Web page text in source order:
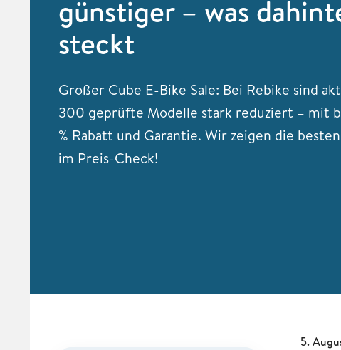
günstiger – was
steckt
Großer Cube E-Bike Sale: Bei Rebike sind
300 geprüfte Modelle stark reduziert – mit
% Rabatt und Garantie. Wir zeigen die
im Preis-Check!
5.